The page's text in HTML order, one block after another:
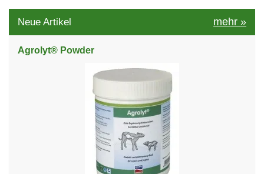
Neue Artikel mehr »
Agrolyt® Powder